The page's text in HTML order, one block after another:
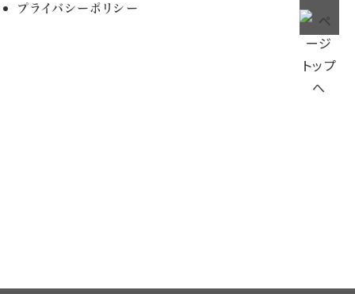
プライバシーポリシー